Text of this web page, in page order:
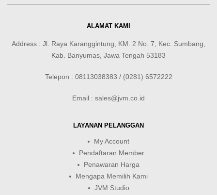
ALAMAT KAMI
Address : Jl. Raya Karanggintung, KM. 2 No. 7, Kec. Sumbang,
Kab. Banyumas, Jawa Tengah 53183
Telepon : 08113038383 / (0281) 6572222
Email : sales@jvm.co.id
LAYANAN PELANGGAN
My Account
Pendaftaran Member
Penawaran Harga
Mengapa Memilih Kami
JVM Studio